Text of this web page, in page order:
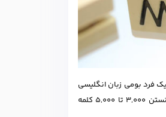
فرد بومی زبان انگلیسی
در سطح متوسط، حدود 20,000 تا 35,000 کلمه را می‌شناسد. در مقابل، برای برقراری ارتباط روزمره به زبان انگلیسی، دانستن 3,000 تا 5,000 کلمه